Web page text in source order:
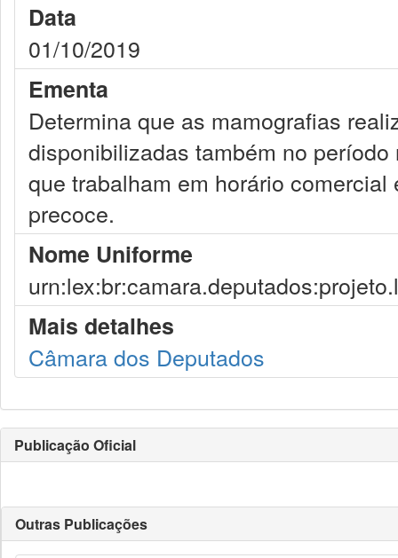
Data
01/10/2019
Ementa
Determina que as mamografias
disponibilizadas também no
que trabalham em horário
precoce.
Nome Uniforme
Mais detalhes
Câmara dos Deputados
Publicação Oficial
Outras Publicações